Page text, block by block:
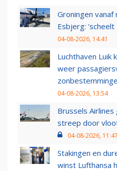
Groningen
Esbjerg:
04-08-2026, 14:41
Luchthaven Luik
weer
04-08-2026, 13:54
Brussels
streep door
04-08-2026, 11:47
Stakingen en
winst Lufthansa